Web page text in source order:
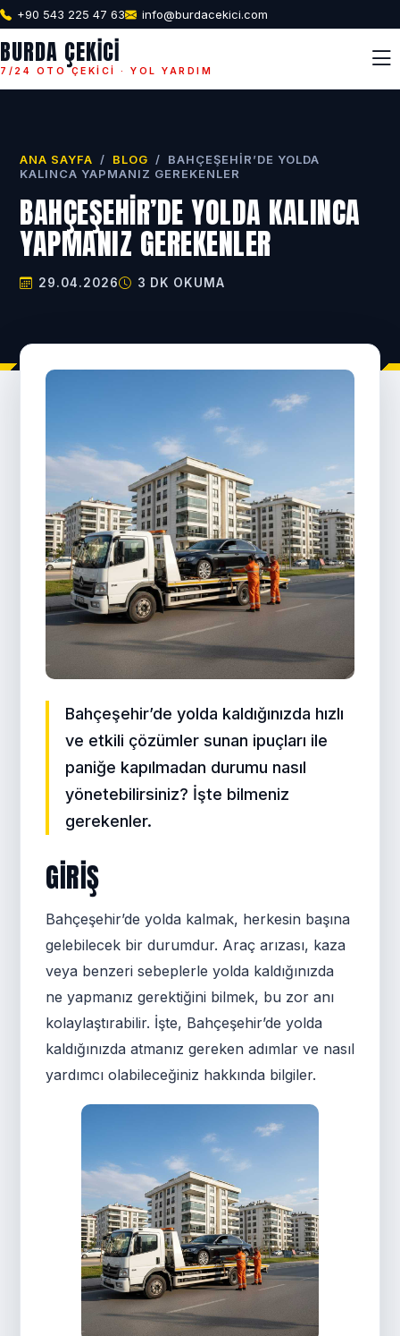
+90 543 225 47 63 info@burdacekici.com
BURDA ÇEKICI
7/24 OTO ÇEKICI · YOL YARDIM
ANA SAYFA / BLOG / BAHÇEŞEHIR’DE YOLDA
KALINCA YAPMANIZ GEREKENLER
BAHÇEŞEHIR’DE YOLDA KALINCA
YAPMANIZ GEREKENLER
29.04.2026 3 DK OKUMA
Bahçeşehir’de yolda kaldığınızda hızlı
ve etkili çözümler sunan ipuçları ile
paniğe kapılmadan durumu nasıl
yönetebilirsiniz? İşte bilmeniz
gerekenler.
GIRIŞ
Bahçeşehir’de yolda kalmak, herkesin başına
gelebilecek bir durumdur. Araç arızası, kaza
veya benzeri sebeplerle yolda kaldığınızda
ne yapmanız gerektiğini bilmek, bu zor anı
kolaylaştırabilir. İşte, Bahçeşehir’de yolda
kaldığınızda atmanız gereken adımlar ve nasıl
yardımcı olabileceğiniz hakkında bilgiler.